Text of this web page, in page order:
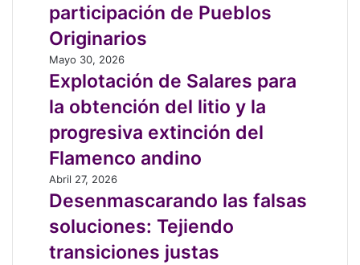
Peñalolén
del
Borde
Costeros
sin
participación
de
Pueblos
participación de Pueblos
Originarios
Explotación
de
Salares
para
la
obtención
del
litio
y
la
progresiva
extinción
del
Mayo 30, 2026
Explotación de Salares para
la obtención del litio y la
progresiva extinción del
Flamenco andino
Desenmascarando
las
soluciones:
Tejiendo
Abril 27, 2026
Desenmascarando las falsas
soluciones: Tejiendo
transiciones justas